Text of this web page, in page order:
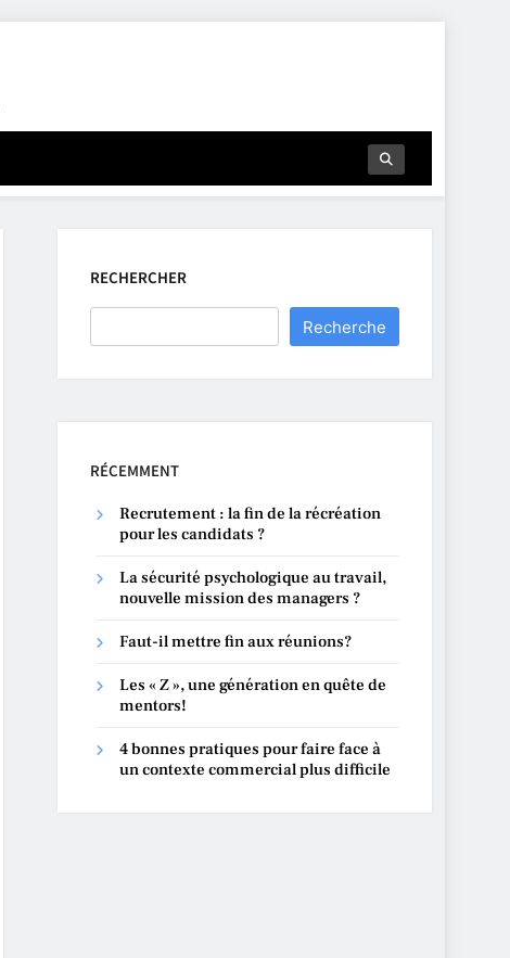
RECHERCHER
Recherche
RÉCEMMENT
Recrutement : la fin de la récréation
pour les candidats ?
La sécurité psychologique au travail,
nouvelle mission des managers ?
Faut-il mettre fin aux réunions?
Les « Z », une génération en quête de
mentors!
4 bonnes pratiques pour faire face à
un contexte commercial plus difficile